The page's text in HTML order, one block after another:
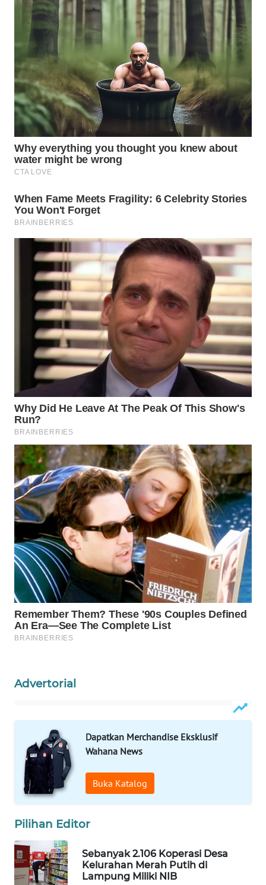
Advertorial
Dapatkan Merchandise Eksklusif
Wahana News
Buka Katalog
Pilihan Editor
Sebanyak 2.106 Koperasi Desa
Kelurahan Merah Putih di
Lampung Miliki NIB
WN
LIKUPANG
WN
LABUANBAJO
WN
BORNEO
Wahana
Media
Group
WAHANA
NEWS
WAHANA
TANI
WAHANA
ADVOKAT
WAHANA
INFRASTRUKTUR
WAHANA
KONSUMEN
WAHANA
LISTRIK
WAHANA
TRAVEL
WAHANA
TV
WAHANANEWS
ID
WAHANANEWS
CO ID
WAHANANEWS
WAHANA
SPORT
WAHANA
UMKM
WAHANA
SELEB
PERSONA
WAHANA
OTOMOTIF